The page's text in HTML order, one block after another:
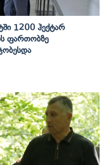
1200 Ჰექტარ
Ფართობზე